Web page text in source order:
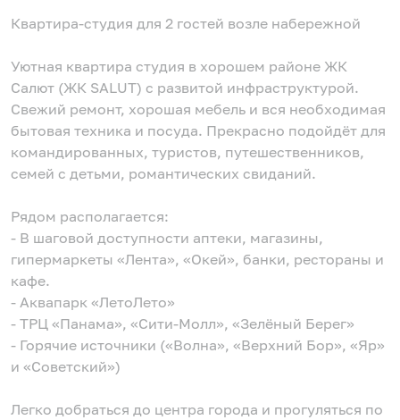
Квартира-студия для 2 гостей возле набережной
Уютная квартира студия в хорошем районе ЖК
Салют (ЖК SALUT) с развитой инфраструктурой.
Свежий ремонт, хорошая мебель и вся необходимая
бытовая техника и посуда. Прекрасно подойдёт для
командированных, туристов, путешественников,
семей с детьми, романтических свиданий.
Рядом располагается:
- В шаговой доступности аптеки, магазины,
гипермаркеты «Лента», «Окей», банки, рестораны и
кафе.
- Аквапарк «ЛетоЛето»
- ТРЦ «Панама», «Сити-Молл», «Зелёный Берег»
- Горячие источники («Волна», «Верхний Бор», «Яр»
и «Советский»)
Легко добраться до центра города и прогуляться по